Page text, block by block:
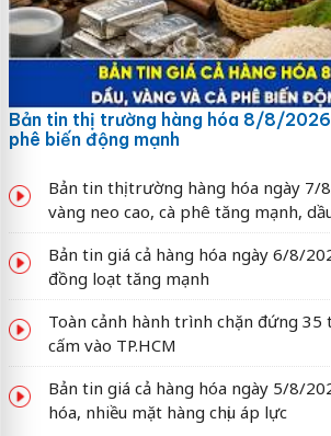
Bản tin thị trường hàng hóa 8/8/
phê biến động mạnh
Bản tin thị trường hàng hóa ngày 7/
vàng neo cao, cà phê tăng mạnh,
Bản tin giá cả hàng hóa ngày 6/8/
đồng loạt tăng mạnh
Toàn cảnh hành trình chặn đứng 35
cấm vào TP.HCM
Bản tin giá cả hàng hóa ngày 5/8/
hóa, nhiều mặt hàng chịu áp lực